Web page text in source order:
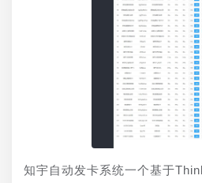
知宇自动发卡系统一个基于